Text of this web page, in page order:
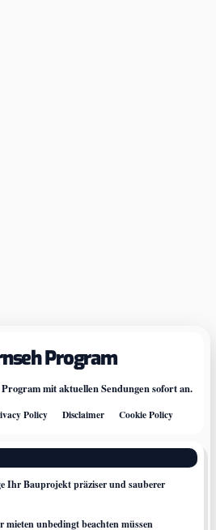
Program
mit aktuellen Sendungen sofort an.
Policy Disclaimer Cookie Policy
Ihr Bauprojekt präziser und sauberer
mieten unbedingt beachten müssen